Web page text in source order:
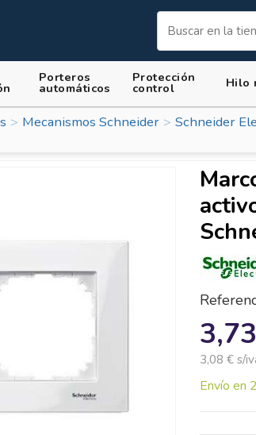
Porteros
automáticos
Protección
control Hilo
Mecanismos Schneider Schneider
3,08 € s/
Envío en